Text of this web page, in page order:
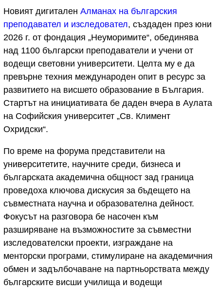
Новият дигитален Алманах на българския
преподавател и изследовател, създаден през юни
2026 г. от фондация „Неуморимите“, обединява
над 1100 български преподаватели и учени от
водещи световни университети. Целта му е да
превърне техния международен опит в ресурс за
развитието на висшето образование в България.
Стартът на инициативата бе даден вчера в Аулата
на Софийския университет „Св. Климент
Охридски“.
По време на форума представители на
университетите, научните среди, бизнеса и
българската академична общност зад граница
проведоха ключова дискусия за бъдещето на
съвместната научна и образователна дейност.
Фокусът на разговора бе насочен към
разширяване на възможностите за съвместни
изследователски проекти, изграждане на
менторски програми, стимулиране на академичния
обмен и задълбочаване на партньорствата между
българските висши училища и водещи